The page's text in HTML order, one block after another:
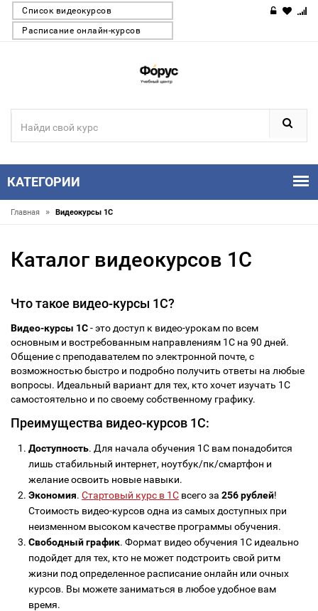
Список видеокурсов
Расписание онлайн-курсов
КАТЕГОРИИ
Главная » Видеокурсы 1С
Каталог видеокурсов 1С
Что такое видео-курсы 1С?
Видео-курсы 1С- это доступ к видео-урокам по всем
основным и востребованным направлениям 1С на 90 дней.
Общение с преподавателем по электронной почте, с
возможностью быстро и подробно получить ответы на любые
вопросы. Идеальный вариант для тех, кто хочет изучать 1С
самостоятельно и по своему собственному графику.
Преимущества видео-курсов 1С:
Доступность. Для начала обучения 1С вам понадобится
лишь стабильный интернет, ноутбук/пк/смартфон и
желание освоить новые навыки.
Экономия. Стартовый курс в 1С всего за 256 рублей!
Стоимость видео-курсов одна из самых доступных при
неизменном высоком качестве программы обучения.
Свободный график. Формат видео обучения 1С идеально
подойдет для тех, кто не может подстроить свой ритм
жизни под определенное расписание онлайн или очных
курсов. Вы можете заниматься в любое удобное вам
время.